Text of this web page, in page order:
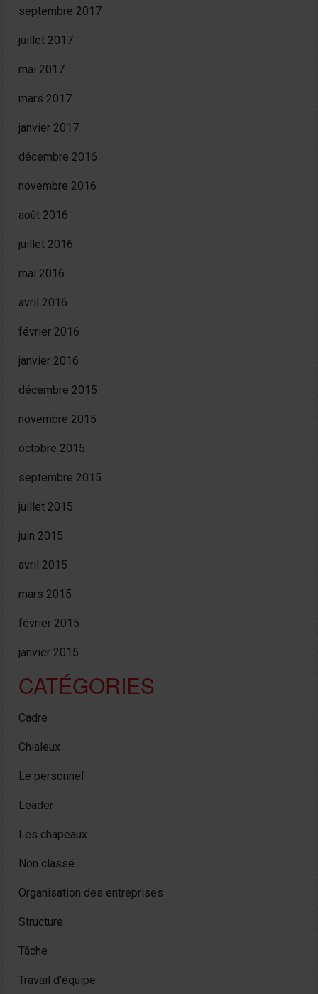
septembre 2017
juillet 2017
mai 2017
mars 2017
janvier 2017
décembre 2016
novembre 2016
août 2016
juillet 2016
mai 2016
avril 2016
février 2016
janvier 2016
décembre 2015
novembre 2015
octobre 2015
septembre 2015
juillet 2015
juin 2015
avril 2015
mars 2015
février 2015
janvier 2015
CATÉGORIES
Cadre
Chialeux
Le personnel
Leader
Les chapeaux
Non classé
Organisation des entreprises
Structure
Tâche
Travail d'équipe